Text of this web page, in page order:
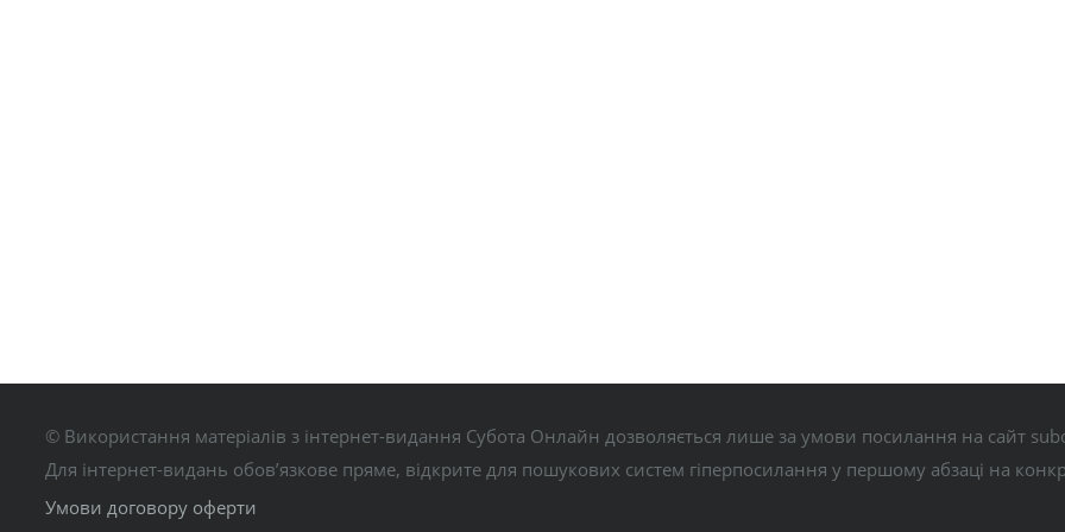
© Використання матеріалів з інтернет-видання Субота Онлайн дозволяється лише за умови посилання на сайт
Для інтернет-видань обов’язкове пряме, відкрите для пошукових систем гіперпосилання у першому абзаці на
Умови договору оферти